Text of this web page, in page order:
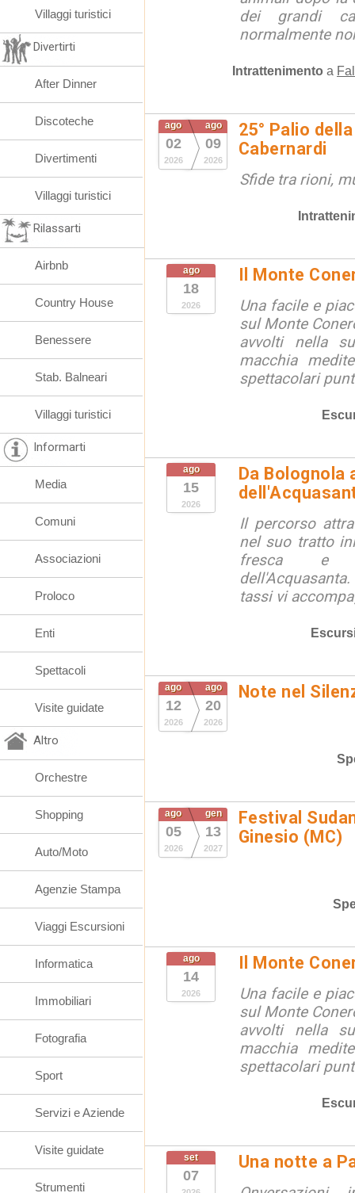
dei grandi
normalmente
Intrattenimento a
ago
02
2026
ago
09
2026
25° Palio
Cabernardi
Sfide tra rioni,
ago
18
2026
Il Monte
Una facile e
sul Monte
avvolti nella
macchia
spettacolari
ago
15
2026
Da Bolognola
Il percorso
nel suo tratto
fresca e
tassi vi
ago
12
2026
ago
20
2026
Note nel
ago
05
2026
gen
13
2027
Festival
Ginesio (MC)
ago
14
2026
Il Monte
Una facile e
sul Monte
avvolti nella
macchia
spettacolari
set
07
Una notte a
Villaggi turistici
Divertirti
After Dinner
Discoteche
Divertimenti
Villaggi turistici
Rilassarti
Airbnb
Country House
Benessere
Stab. Balneari
Villaggi turistici
Informarti
Media
Comuni
Associazioni
Proloco
Enti
Spettacoli
Visite guidate
Altro
Orchestre
Shopping
Auto/Moto
Agenzie Stampa
Viaggi Escursioni
Informatica
Immobiliari
Fotografia
Sport
Servizi e Aziende
Visite guidate
Strumenti